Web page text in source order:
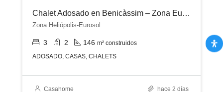
Chalet Adosado en Benicàssim – Zona Eurosol
Zona Heliópolis-Eurosol
3 2 146 m² construidos
ADOSADO, CASAS, CHALETS
Casahome hace 2 días